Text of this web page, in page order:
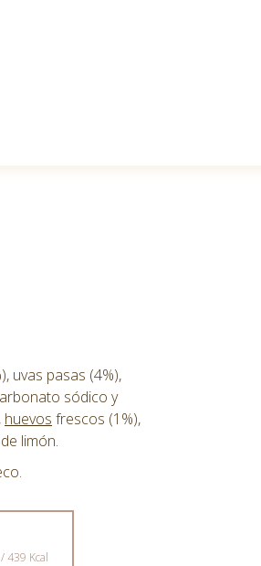
uvas pasas (4%),
sódico y
huevos frescos (1%),
limón.
439 Kcal